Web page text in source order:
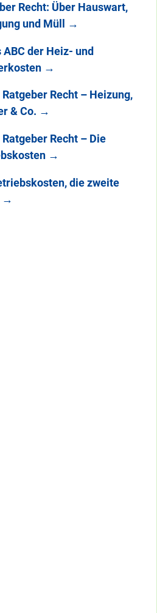
Recht: Über Hauswart,
und Müll
→
ABC der Heiz- und
→
Ratgeber Recht – Heizung,
& Co. →
Ratgeber Recht – Die
→
die zweite
→
100 Jahre
Heerstraße